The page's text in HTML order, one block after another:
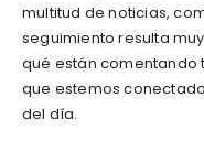
multitud de noticias,
seguimiento resulta
qué están comentando
que estemos
del día.